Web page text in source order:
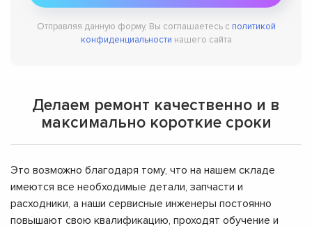
Отправляя данную форму, Вы соглашаетесь с политикой
конфиденциальности нашего сайта
Делаем ремонт качественно и в
максимально короткие сроки
Это возможно благодаря тому, что на нашем складе
имеются все необходимые детали, запчасти и
расходники, а наши сервисные инженеры постоянно
повышают свою квалификацию, проходят обучение и